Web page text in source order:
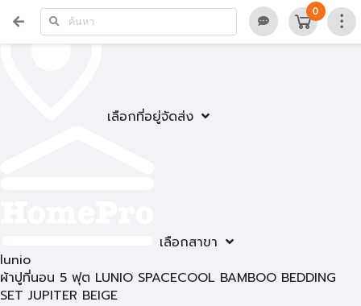
เลือกที่อยู่จัดส่ง
เลือกสาขา
0
lunio
ผ้าปูที่นอน 5 ฟุต LUNIO SPACECOOL BAMBOO BEDDING
SET JUPITER BEIGE